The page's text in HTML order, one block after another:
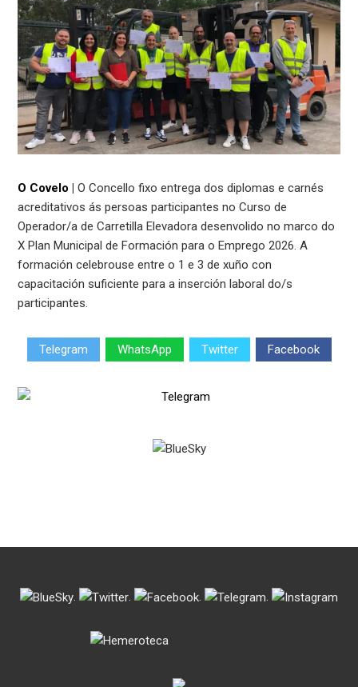
O Covelo | O Concello fixo entrega dos diplomas e carnés
acreditativos ás persoas participantes no Curso de
Operador/a de Carretilla Elevadora desenvolido no marco do
X Plan Municipal de Formación para o Emprego 2026. A
formación celebrouse entre o 1 e 3 de xuño con
capacitación suficiente para a inserción laboral do/s
participantes.
Telegram WhatsApp Twitter Facebook
. . . .